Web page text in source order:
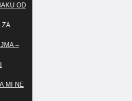
OD
ZA
–
MI NE